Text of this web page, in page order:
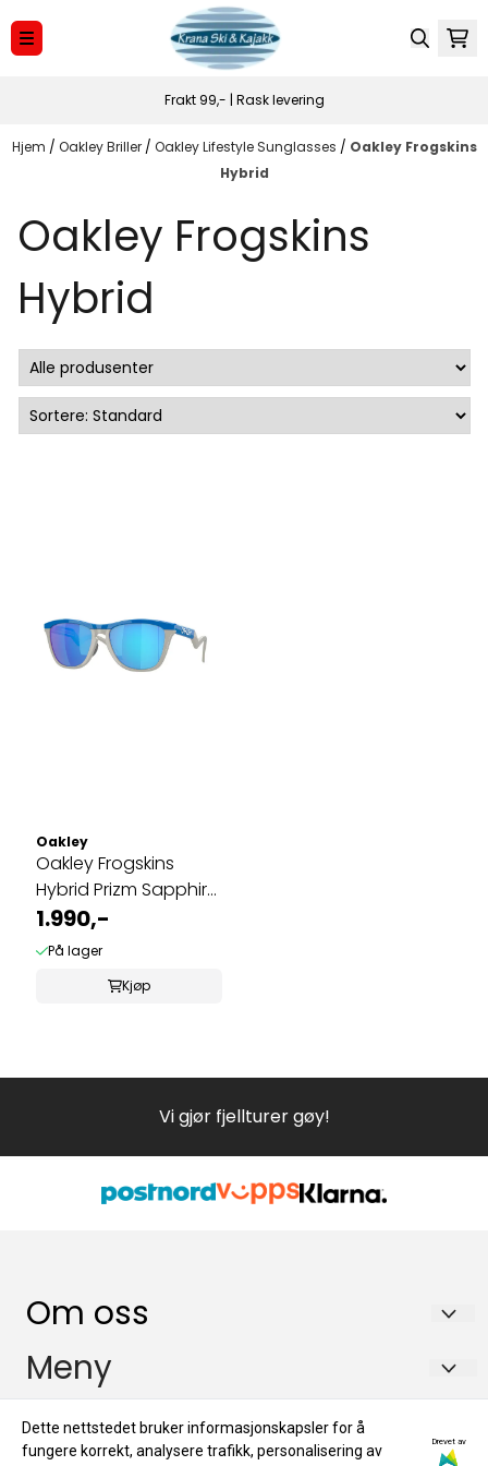
Hopp til innhold
Frakt 99,- | Rask levering
Hjem / Oakley Briller / Oakley Lifestyle Sunglasses / Oakley Frogskins
Hybrid
Oakley Frogskins
Hybrid
Oakley
Oakley Frogskins
Hybrid Prizm Sapphire,
Primary ...
1.990,-
På lager
Kjøp
Vi gjør fjellturer gøy!
Om oss
KRANA SKI & KAJAKK
Storgata 6
4950 RISØR
Meny
Om oss
Info
Dette nettstedet bruker informasjonskapsler for å
fungere korrekt, analysere trafikk, personalisering av
Drevet av